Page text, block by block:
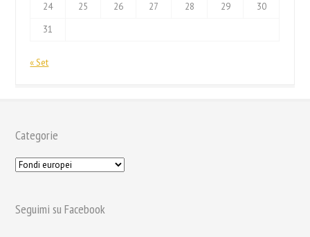
24
25 26 27 28 29
30
31
« Set
Categorie
Seguimi su Facebook